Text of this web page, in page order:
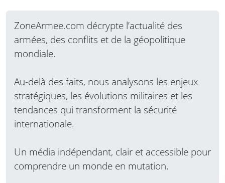
surveillance conçu spécifiquement pour
détecter et suivre les drones, même de petite
taille,…Lire la suite
ZoneArmee.com décrypte l’actualité des
armées, des conflits et de la géopolitique
mondiale.
Au-delà des faits, nous analysons les enjeux
stratégiques, les évolutions militaires et les
tendances qui transforment la sécurité
internationale.
Un média indépendant, clair et accessible pour
comprendre un monde en mutation.